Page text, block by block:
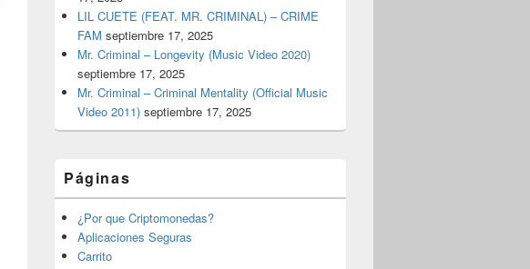
LIL CUETE (FEAT. MR. CRIMINAL) – CRIME
FAM septiembre 17, 2025
Mr. Criminal – Longevity (Music Video 2020)
septiembre 17, 2025
Mr. Criminal – Criminal Mentality (Official Music
Video 2011) septiembre 17, 2025
Páginas
¿Por que Criptomonedas?
Aplicaciones Seguras
Carrito